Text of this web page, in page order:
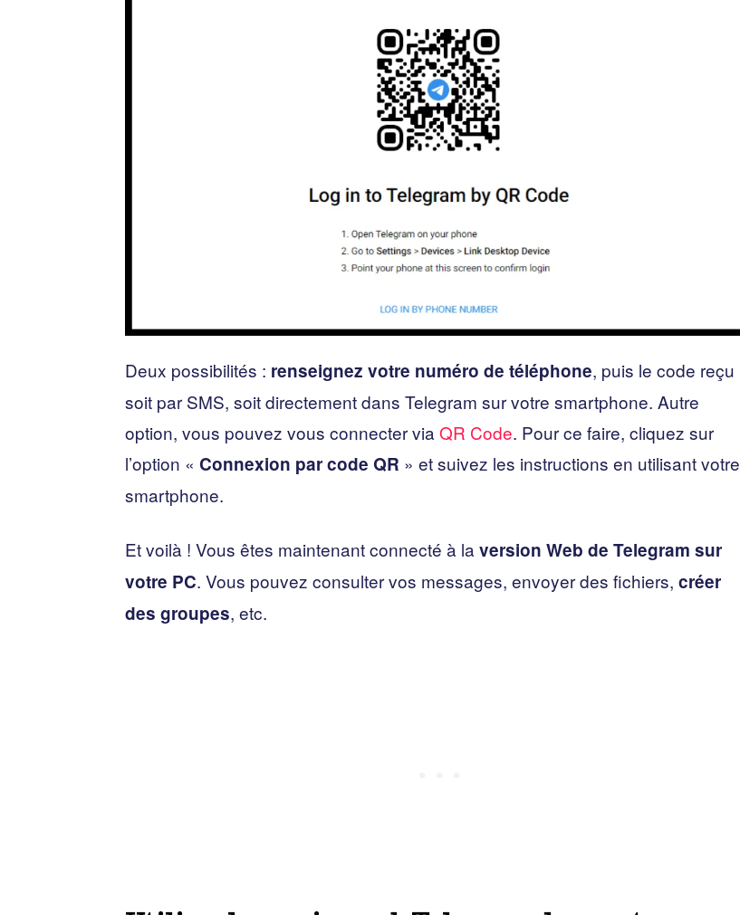
Deux possibilités : renseignez votre numéro de téléphone, puis le code reçu
soit par SMS, soit directement dans Telegram sur votre smartphone. Autre
option, vous pouvez vous connecter via QR Code. Pour ce faire, cliquez sur
l’option « Connexion par code QR » et suivez les instructions en utilisant votre
smartphone.
Et voilà ! Vous êtes maintenant connecté à la version Web de Telegram sur
votre PC. Vous pouvez consulter vos messages, envoyer des fichiers, créer
des groupes, etc.